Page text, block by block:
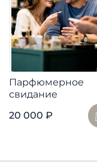
Парфюмерное
свидание
20 000 ₽